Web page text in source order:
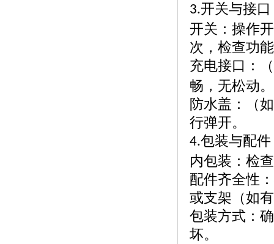
3.开关与接口
开关：操作
次，检查功
充电接口：
畅，无松动
防水盖：（
行弹开。
4.包装与配件
内包装：检
配件齐全性
或支架（如
包装方式：
坏。